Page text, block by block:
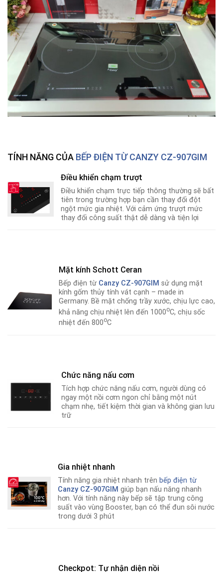
TÍNH NĂNG CỦA BẾP ĐIỆN TỪ CANZY CZ-907GIM
Điều khiển chạm trượt
Điều khiển chạm trực tiếp thông thường sẽ bất
tiên trong trường hợp bạn cần thay đổi đột
ngột mức gia nhiệt. Với cảm ứng trượt mức
thay đổi công suất thật dễ dàng và tiện lợi
Mặt kính Schott Ceran
Bếp điện từ Canzy CZ-907GIM sử dụng mặt
kính gốm thủy tính vát cạnh – made in
Germany. Bề mặt chống trầy xước, chịu lực cao,
khả năng chịu nhiệt lên đến 1000oC, chịu sốc
nhiệt đến 800oC
Chức năng nấu cơm
Tích hợp chức năng nấu cơm, người dùng có
ngay một nồi cơm ngon chỉ bằng một nút
chạm nhẹ, tiết kiệm thời gian và không gian lưu
trữ
Gia nhiệt nhanh
Tính năng gia nhiệt nhanh trênbếp điện từ
Canzy CZ-907GIM giúp bạn nấu năng nhanh
hơn. Với tính năng này bếp sẽ tập trung công
suất vào vùng Booster, bạn có thể đun sôi nước
trong dưới 3 phút
Checkpot: Tự nhận diện nồi